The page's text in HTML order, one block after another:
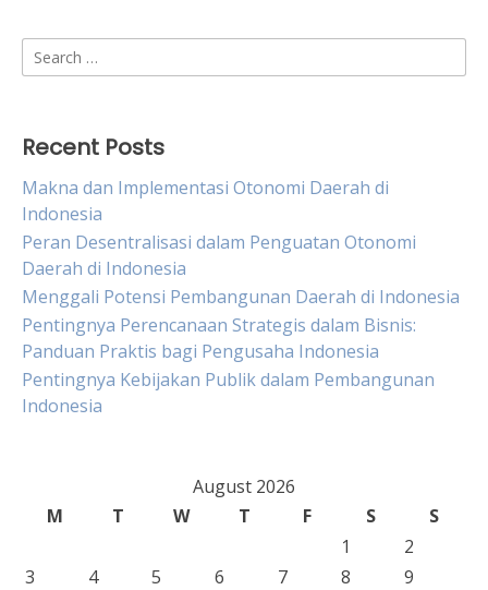
Search
for:
Recent Posts
Makna dan Implementasi Otonomi Daerah di
Indonesia
Peran Desentralisasi dalam Penguatan Otonomi
Daerah di Indonesia
Menggali Potensi Pembangunan Daerah di Indonesia
Pentingnya Perencanaan Strategis dalam Bisnis:
Panduan Praktis bagi Pengusaha Indonesia
Pentingnya Kebijakan Publik dalam Pembangunan
Indonesia
August 2026
M
T W T F S
S
1
2
3
4 5 6 7 8
9